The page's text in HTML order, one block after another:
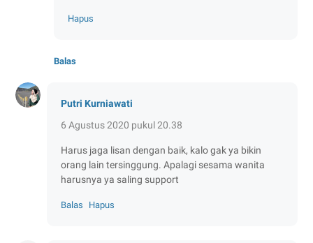
Hapus
Balas
Putri Kurniawati
6 Agustus 2020 pukul 20.38
Harus jaga lisan dengan baik, kalo gak ya bikin
orang lain tersinggung. Apalagi sesama wanita
harusnya ya saling support
Balas Hapus